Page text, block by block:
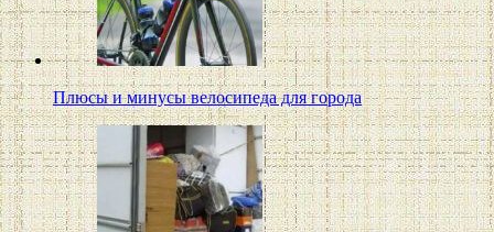
Плюсы и минусы велосипеда для города